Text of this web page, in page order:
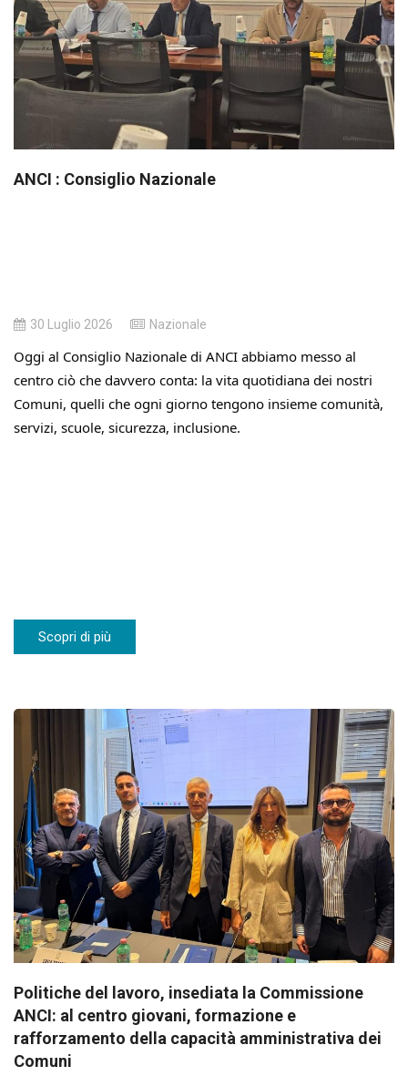
ANCI : Consiglio Nazionale
30 Luglio 2026 Nazionale
Oggi al Consiglio Nazionale di ANCI abbiamo messo al
centro ciò che davvero conta: la vita quotidiana dei nostri
Comuni, quelli che ogni giorno tengono insieme comunità,
servizi, scuole, sicurezza, inclusione.
Scopri di più
Politiche del lavoro, insediata la Commissione
ANCI: al centro giovani, formazione e
rafforzamento della capacità amministrativa dei
Comuni